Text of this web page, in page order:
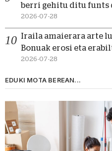
berri gehitu ditu funts
2026-07-28
Iraila amaierara arte
Bonuak erosi eta
2026-07-28
EDUKI MOTA BEREAN...